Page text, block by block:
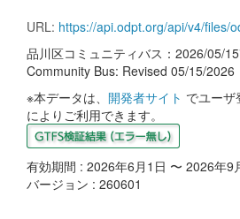
URL: https://api.odpt.org/api/v4/files/odpt/TokyuBus/
品川区コミュニティバス：2026/05/
Community Bus: Revised 05/15/2026
※本データは、 開発者サイト でユーザ
によりご利用できます。
有効期間 : 2026年6月1日 〜 2026年9
バージョン : 260601